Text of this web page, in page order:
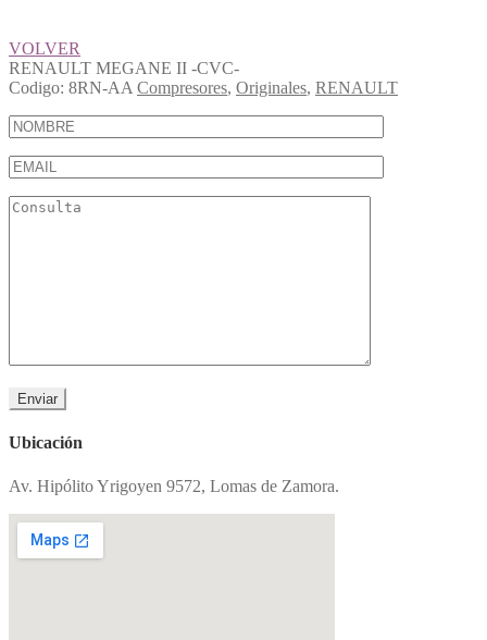
VOLVER
RENAULT MEGANE II -CVC-
Codigo: 8RN-AA Compresores, Originales, RENAULT
Ubicación
Av. Hipólito Yrigoyen 9572, Lomas de Zamora.